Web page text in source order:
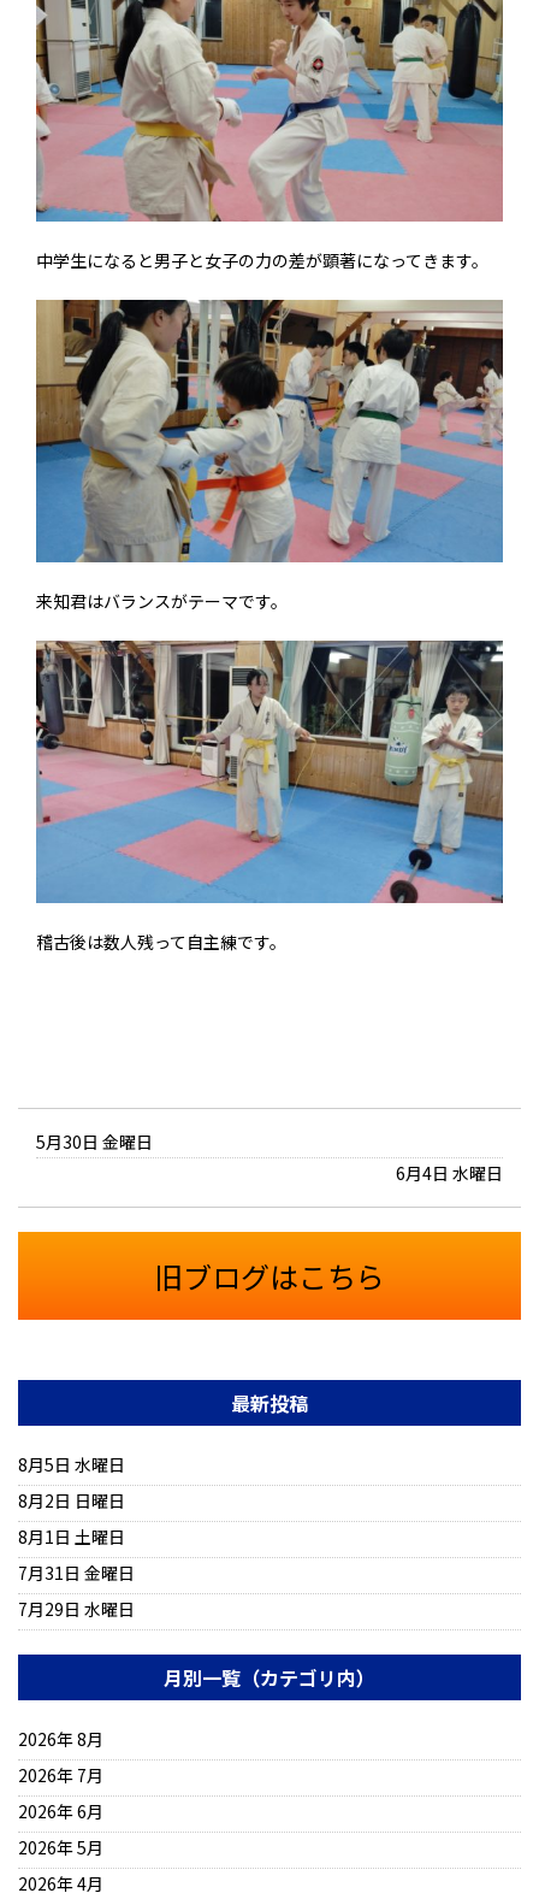
中学生になると男子と女子の力の差が顕著になってきます。
来知君はバランスがテーマです。
稽古後は数人残って自主練です。
5月30日 金曜日
6月4日 水曜日
旧ブログはこちら
最新投稿
8月5日 水曜日
8月2日 日曜日
8月1日 土曜日
7月31日 金曜日
7月29日 水曜日
月別一覧（カテゴリ内）
2026年 8月
2026年 7月
2026年 6月
2026年 5月
2026年 4月